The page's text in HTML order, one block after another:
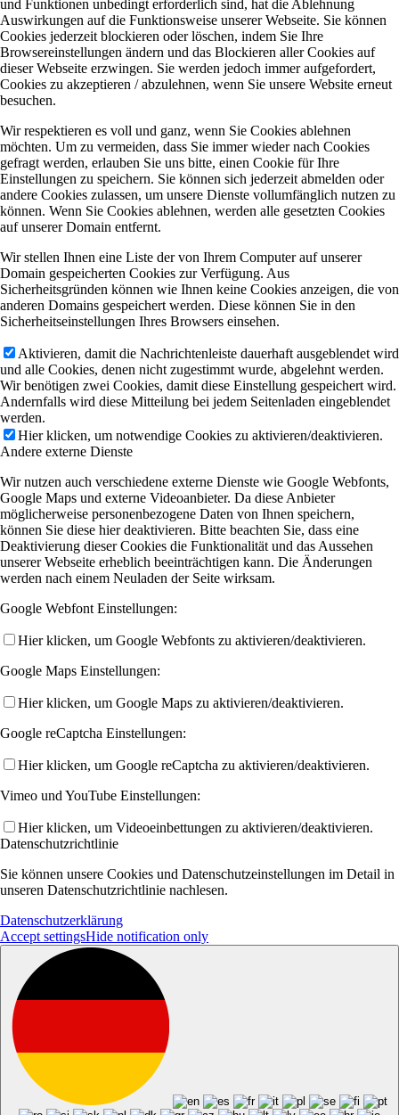
und Funktionen unbedingt erforderlich sind, hat die Ablehnung
Auswirkungen auf die Funktionsweise unserer Webseite. Sie können
Cookies jederzeit blockieren oder löschen, indem Sie Ihre
Browsereinstellungen ändern und das Blockieren aller Cookies auf
dieser Webseite erzwingen. Sie werden jedoch immer aufgefordert,
Cookies zu akzeptieren / abzulehnen, wenn Sie unsere Website erneut
besuchen.
Wir respektieren es voll und ganz, wenn Sie Cookies ablehnen
möchten. Um zu vermeiden, dass Sie immer wieder nach Cookies
gefragt werden, erlauben Sie uns bitte, einen Cookie für Ihre
Einstellungen zu speichern. Sie können sich jederzeit abmelden oder
andere Cookies zulassen, um unsere Dienste vollumfänglich nutzen zu
können. Wenn Sie Cookies ablehnen, werden alle gesetzten Cookies
auf unserer Domain entfernt.
Wir stellen Ihnen eine Liste der von Ihrem Computer auf unserer
Domain gespeicherten Cookies zur Verfügung. Aus
Sicherheitsgründen können wie Ihnen keine Cookies anzeigen, die von
anderen Domains gespeichert werden. Diese können Sie in den
Sicherheitseinstellungen Ihres Browsers einsehen.
Aktivieren, damit die Nachrichtenleiste dauerhaft ausgeblendet wird
und alle Cookies, denen nicht zugestimmt wurde, abgelehnt werden.
Wir benötigen zwei Cookies, damit diese Einstellung gespeichert wird.
Andernfalls wird diese Mitteilung bei jedem Seitenladen eingeblendet
werden.
Hier klicken, um notwendige Cookies zu aktivieren/deaktivieren.
Andere externe Dienste
Wir nutzen auch verschiedene externe Dienste wie Google Webfonts,
Google Maps und externe Videoanbieter. Da diese Anbieter
möglicherweise personenbezogene Daten von Ihnen speichern,
können Sie diese hier deaktivieren. Bitte beachten Sie, dass eine
Deaktivierung dieser Cookies die Funktionalität und das Aussehen
unserer Webseite erheblich beeinträchtigen kann. Die Änderungen
werden nach einem Neuladen der Seite wirksam.
Google Webfont Einstellungen:
Hier klicken, um Google Webfonts zu aktivieren/deaktivieren.
Google Maps Einstellungen:
Hier klicken, um Google Maps zu aktivieren/deaktivieren.
Google reCaptcha Einstellungen:
Hier klicken, um Google reCaptcha zu aktivieren/deaktivieren.
Vimeo und YouTube Einstellungen:
Hier klicken, um Videoeinbettungen zu aktivieren/deaktivieren.
Datenschutzrichtlinie
Sie können unsere Cookies und Datenschutzeinstellungen im Detail in
unseren Datenschutzrichtlinie nachlesen.
Datenschutzerklärung
Accept settingsHide notification only